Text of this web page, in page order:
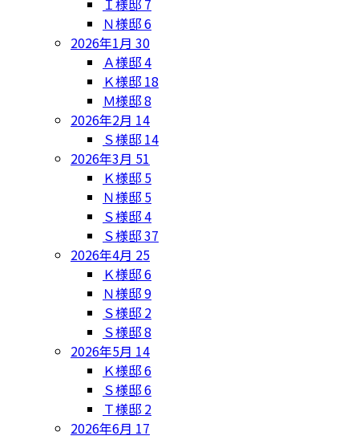
Ｉ様邸 7
Ｎ様邸6
2026年1月 30
Ａ様邸4
Ｋ様邸 18
Ｍ様邸8
2026年2月 14
Ｓ様邸 14
2026年3月 51
Ｋ様邸 5
Ｎ様邸 5
Ｓ様邸4
Ｓ様邸37
2026年4月 25
Ｋ様邸6
Ｎ様邸9
Ｓ様邸 2
Ｓ様邸8
2026年5月 14
Ｋ様邸6
Ｓ様邸6
Ｔ様邸 2
2026年6月 17